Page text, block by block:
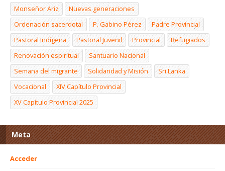
Monseñor Ariz
Nuevas generaciones
Ordenación sacerdotal
P. Gabino Pérez
Padre Provincial
Pastoral Indígena
Pastoral Juvenil Provincial
Refugiados
Renovación espiritual
Santuario Nacional
Semana del migrante
Solidaridad y Misión
Sri Lanka
Vocacional
XIV Capítulo Provincial
XV Capítulo Provincial 2025
Meta
Acceder